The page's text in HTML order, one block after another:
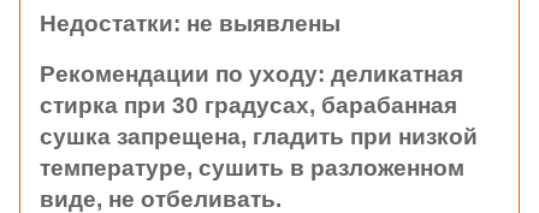
Недостатки: не выявлены
Рекомендации по уходу: деликатная
стирка при 30 градусах, барабанная
сушка запрещена, гладить при низкой
температуре, сушить в разложенном
виде, не отбеливать.